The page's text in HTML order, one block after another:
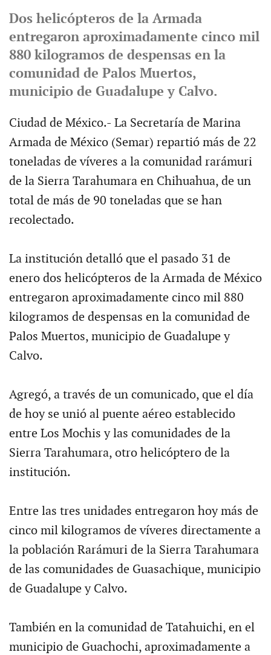
Dos helicópteros de la Armada
entregaron aproximadamente cinco mil
880 kilogramos de despensas en la
comunidad de Palos Muertos,
municipio de Guadalupe y Calvo.
Ciudad de México.- La Secretaría de Marina
Armada de México (Semar) repartió más de 22
toneladas de víveres a la comunidad rarámuri
de la Sierra Tarahumara en Chihuahua, de un
total de más de 90 toneladas que se han
recolectado.
La institución detalló que el pasado 31 de
enero dos helicópteros de la Armada de México
entregaron aproximadamente cinco mil 880
kilogramos de despensas en la comunidad de
Palos Muertos, municipio de Guadalupe y
Calvo.
Agregó, a través de un comunicado, que el día
de hoy se unió al puente aéreo establecido
entre Los Mochis y las comunidades de la
Sierra Tarahumara, otro helicóptero de la
institución.
Entre las tres unidades entregaron hoy más de
cinco mil kilogramos de víveres directamente a
la población Rarámuri de la Sierra Tarahumara
de las comunidades de Guasachique, municipio
de Guadalupe y Calvo.
También en la comunidad de Tatahuichi, en el
municipio de Guachochi, aproximadamente a